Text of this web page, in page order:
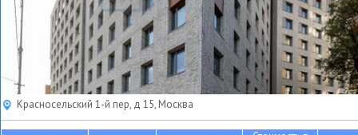
Красносельский 1-й пер, д 15, Москва